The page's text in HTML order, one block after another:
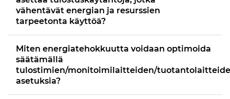
vähentävät energian ja resurssien
tarpeetonta käyttöä?
Miten energiatehokkuutta voidaan optimoida
säätämällä
tulostimien/monitoimilaitteiden/
asetuksia?